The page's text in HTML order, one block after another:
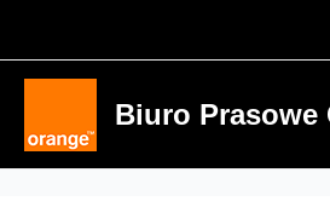
Biuro Prasowe